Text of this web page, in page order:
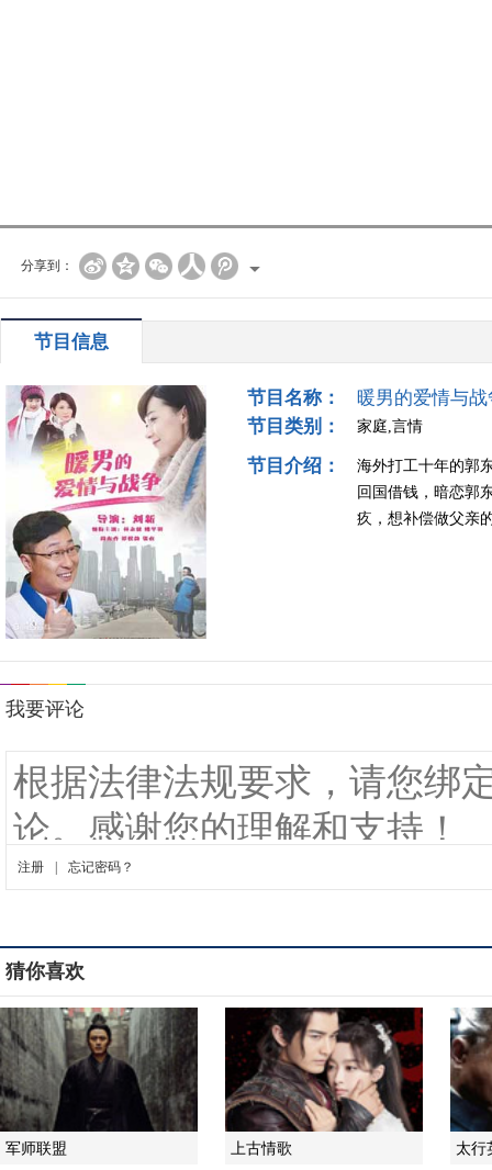
分享到：
节目信息
节目名称：
暖男的爱情与战
节目类别：
家庭,言情
节目介绍：
海外打工十年的郭
回国借钱，暗恋郭
疚，想补偿做父亲
猜你喜欢
军师联盟 上古情歌 太行